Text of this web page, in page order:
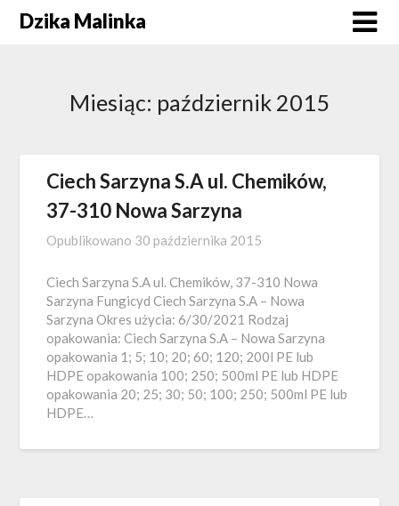
SkipDzika Malinka
Miesiąc: październik 2015
Ciech Sarzyna S.A ul. Chemików,
37-310 Nowa Sarzyna
Opublikowano 30 października 2015
Ciech Sarzyna S.A ul. Chemików, 37-310 Nowa
Sarzyna Fungicyd Ciech Sarzyna S.A – Nowa
Sarzyna Okres użycia: 6/30/2021 Rodzaj
opakowania: Ciech Sarzyna S.A – Nowa Sarzyna
opakowania 1; 5; 10; 20; 60; 120; 200l PE lub
HDPE opakowania 100; 250; 500ml PE lub HDPE
opakowania 20; 25; 30; 50; 100; 250; 500ml PE lub
HDPE…